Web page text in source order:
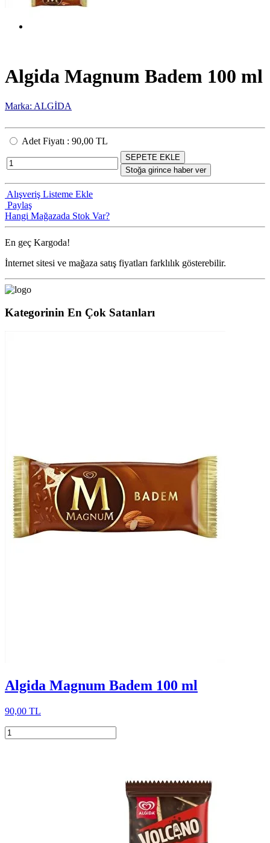
Algida Magnum Badem 100 ml
Marka: ALGİDA
Adet Fiyatı : 90,00 TL
SEPETE EKLE
Stoğa girince haber ver
Alışveriş Listeme Ekle
Paylaş
Hangi Mağazada Stok Var?
En geç Kargoda!
İnternet sitesi ve mağaza satış fiyatları farklılık gösterebilir.
Kategorinin En Çok Satanları
Algida Magnum Badem 100 ml
90,00 TL